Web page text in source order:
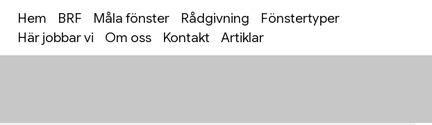
Hem BRF Måla fönster Rådgivning
Fönstertyper
Här jobbar vi
Om oss Kontakt Artiklar